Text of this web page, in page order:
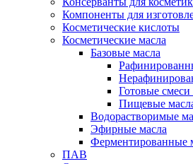
Компоненты для
Косметические кислоты
Косметические масла
Базовые масла
Готовые смеси
Пищевые
Водорастворимые
Эфирные масла
Ферментированные
ПАВ